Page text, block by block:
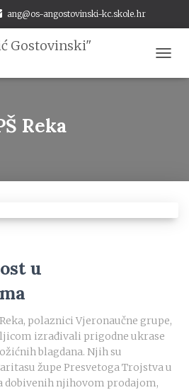
ang@os-angostovinski-kc.skole.hr
Reka
u
polaznici Vjeronaučne grupe,
izrađivali prigodne ukrase
blagdana. Njih su
župe Presvetoga Trojstva u
dobivenih njihovom prodajom,